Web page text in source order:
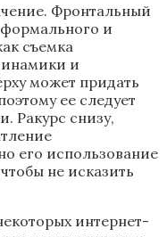
Фронтальный
и
съемка
и
может придать
ее следует
Ракурс снизу,
его использование
не исказить
интернет-